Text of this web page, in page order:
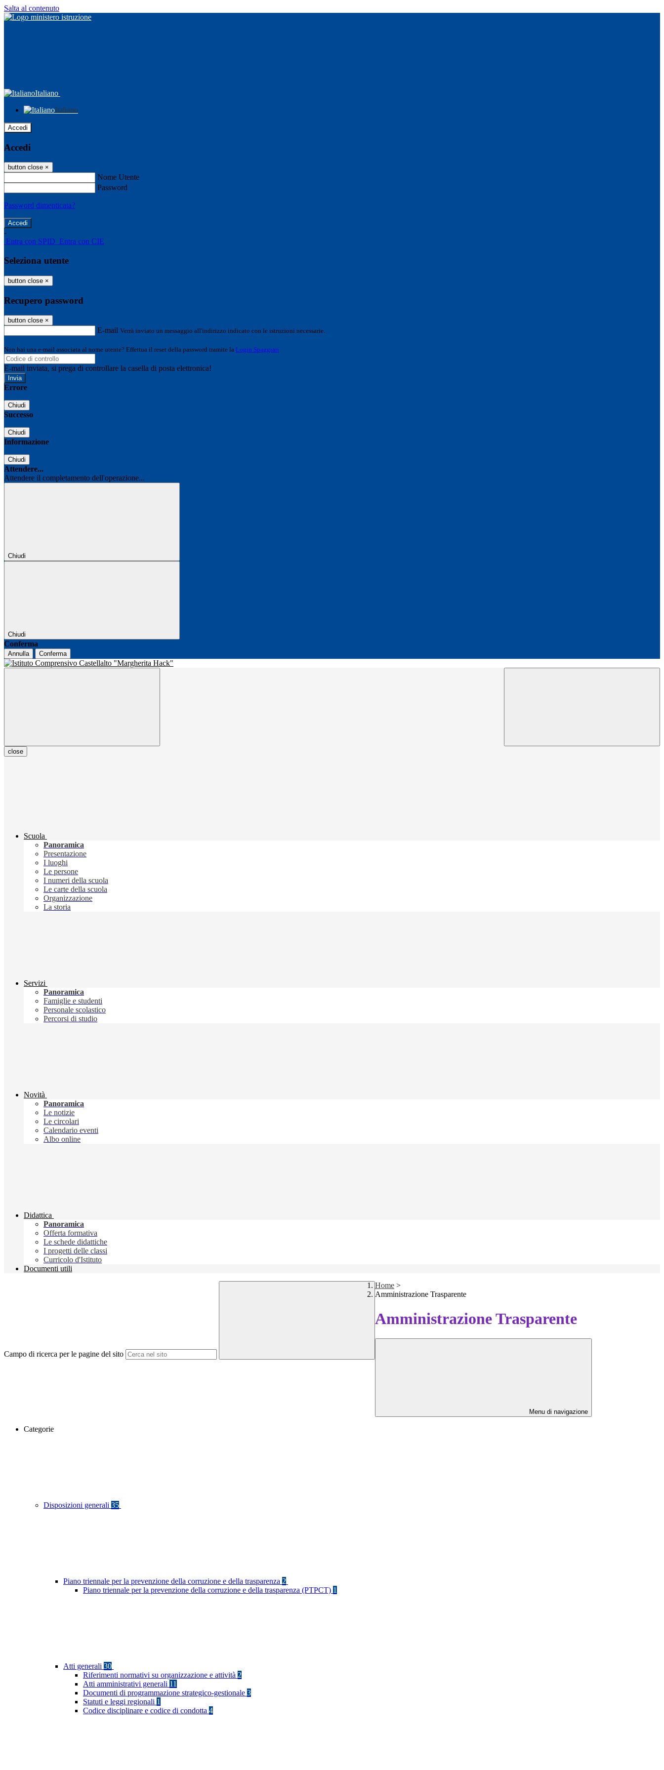
Salta al contenuto
Italiano
Italiano
Accedi
Accedi
button close ×
Nome Utente
Password
Password dimenticata?
-
Entra con SPID Entra con CIE
Seleziona utente
button close ×
Recupero password
button close ×
E-mail Verrà inviato un messaggio all'indirizzo indicato con le istruzioni necessarie.
Non hai una e-mail associata al nome utente? Effettua il reset della password tramite la Login Spaggiari
E-mail inviata, si prega di controllare la casella di posta elettronica!
Errore
Chiudi
Successo
Chiudi
Informazione
Chiudi
Attendere...
Attendere il completamento dell'operazione...
Chiudi
Chiudi
Conferma
Annulla Conferma
close
Scuola
Panoramica
Presentazione
I luoghi
Le persone
I numeri della scuola
Le carte della scuola
Organizzazione
La storia
Servizi
Panoramica
Famiglie e studenti
Personale scolastico
Percorsi di studio
Novità
Panoramica
Le notizie
Le circolari
Calendario eventi
Albo online
Didattica
Panoramica
Offerta formativa
Le schede didattiche
I progetti delle classi
Curricolo d'Istituto
Documenti utili
Campo di ricerca per le pagine del sito
Home >
Amministrazione Trasparente
Amministrazione Trasparente
Menu di navigazione
Categorie
Disposizioni generali 35
Piano triennale per la prevenzione della corruzione e della trasparenza 2
Piano triennale per la prevenzione della corruzione e della trasparenza (PTPCT) 1
Atti generali 30
Riferimenti normativi su organizzazione e attività 2
Atti amministrativi generali 11
Documenti di programmazione strategico-gestionale 3
Statuti e leggi regionali 1
Codice disciplinare e codice di condotta 4